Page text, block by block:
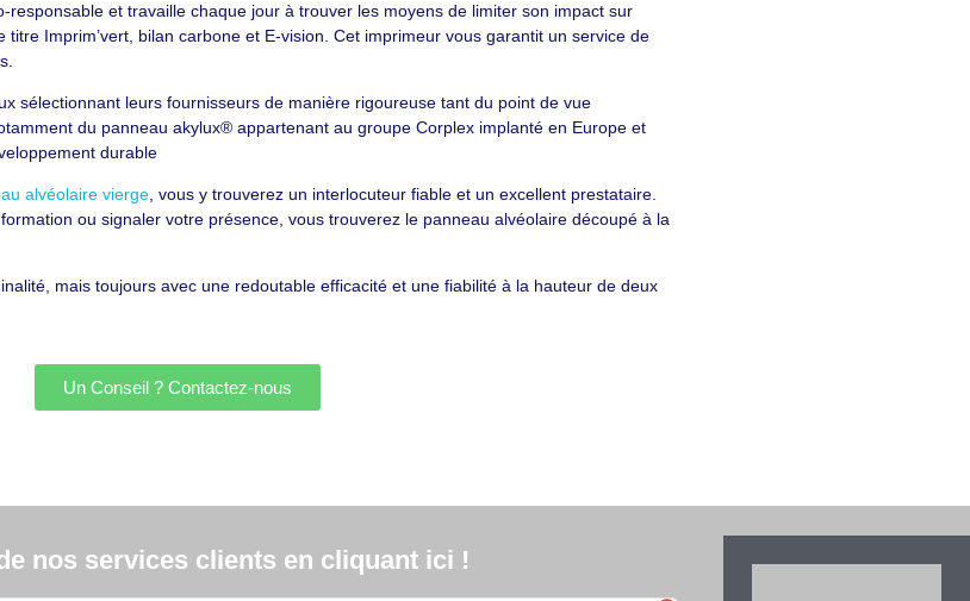
et travaille chaque jour à trouver les moyens de limiter son impact sur
titre Imprim’vert, bilan carbone et E-vision. Cet imprimeur vous garantit un service de
sélectionnant leurs fournisseurs de manière rigoureuse tant du point de vue
du panneau akylux® appartenant au groupe Corplex implanté en Europe et
durable
alvéolaire vierge, vous y trouverez un interlocuteur fiable et un excellent prestataire.
ou signaler votre présence, vous trouverez le panneau alvéolaire découpé à la
mais toujours avec une redoutable efficacité et une fiabilité à la hauteur de deux
Un Conseil ? Contactez-nous
nos services clients en cliquant ici !